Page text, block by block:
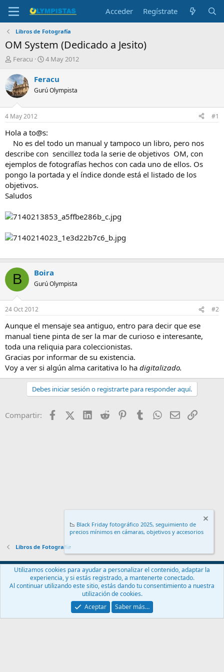
Acceder Regístrate
Libros de Fotografía
OM System (Dedicado a Jesito)
I
i
c
i
a
d
o
r
d
e
l
t
e
m
a
Feracu
F
c
h
a
i
n
c
i
o
4 May 2012
Feracu
Gurú Olympista
4 May 2012 #1
Hola a to@s:
No es del todo un manual y tampoco un libro, pero nos
describe con sencillez toda la serie de objetivos OM, con
ejemplos de fotografías hechos con cada uno de ellos. Os
pongo la portada y el índice donde está el listado de los
objetivos.
Saludos
B Boira
Gurú Olympista
24 Oct 2012 #2
Aunque el mensaje sea antiguo, entro para decir que ese
manual tiene pinta de ser la mar de curioso e interesante,
toda una reliquia para coleccionistas.
Gracias por informar de su existencia.
Voy a ver si algún alma caritativa lo ha digitalizado.
Debes iniciar sesión o registrarte para responder aquí.
Compartir: FacebookX (Twitter)
LinkedIn
Reddit PinterestTumblr WhatsApp
EmailEnlace
Libros de Fotografía
Español (ES)
Contáctanos
Términos y reglas Política de privacidad
Ayuda
Community platform by XenForo® © 2010-2024 XenForo Ltd.
📉 Black Friday fotográfico 2025, seguimiento de
precios mínimos en cámaras, objetivos y accesorios
.
Utilizamos cookies para ayudar a personalizar el contenido, adaptar la
experiencia, y si estás registrado, a mantenerte conectado.
Al continuar utilizando este sitio, estás dando tu consentimiento a nuestra
utilización de cookies.
Aceptar
Saber más…